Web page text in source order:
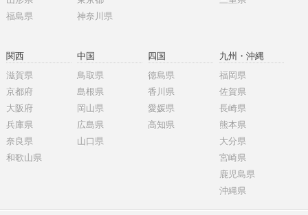
福島県
神奈川県
関西
滋賀県
京都府
大阪府
兵庫県
奈良県
和歌山県
中国
鳥取県
島根県
岡山県
広島県
山口県
四国
徳島県
香川県
愛媛県
高知県
九州・沖縄
福岡県
佐賀県
長崎県
熊本県
大分県
宮崎県
鹿児島県
沖縄県